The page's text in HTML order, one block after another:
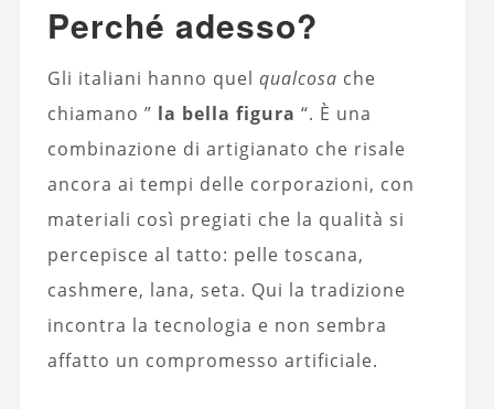
Perché adesso?
Gli italiani hanno quel qualcosa che
chiamano ” la bella figura “. È una
combinazione di artigianato che risale
ancora ai tempi delle corporazioni, con
materiali così pregiati che la qualità si
percepisce al tatto: pelle toscana,
cashmere, lana, seta. Qui la tradizione
incontra la tecnologia e non sembra
affatto un compromesso artificiale.